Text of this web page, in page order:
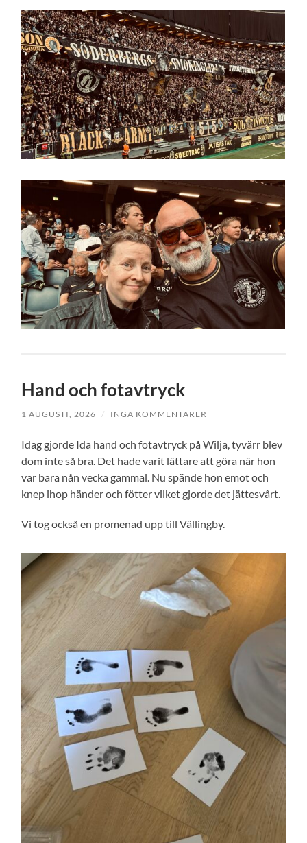
Hand och fotavtryck
1 AUGUSTI, 2026 / INGA KOMMENTARER
Idag gjorde Ida hand och fotavtryck på Wilja, tyvärr blev
dom inte så bra. Det hade varit lättare att göra när hon
var bara nån vecka gammal. Nu spände hon emot och
knep ihop händer och fötter vilket gjorde det jättesvårt.
Vi tog också en promenad upp till Vällingby.